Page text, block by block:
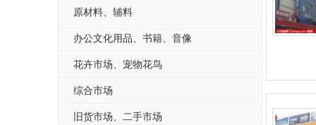
原材料、辅料
办公文化用品、书籍、音像
花卉市场、宠物花鸟
综合市场
旧货市场、二手市场